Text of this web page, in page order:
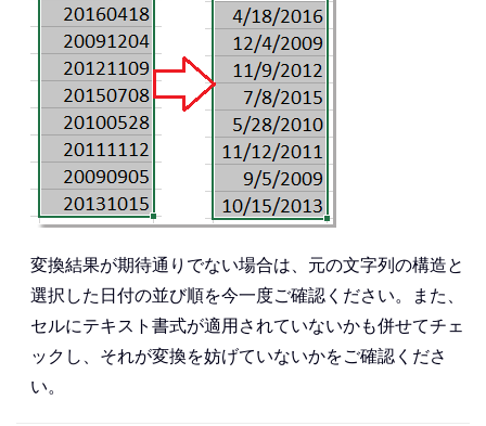
変換結果が期待通りでない場合は、元の文字列の構造と
選択した日付の並び順を今一度ご確認ください。また、
セルにテキスト書式が適用されていないかも併せてチェ
ックし、それが変換を妨げていないかをご確認くださ
い。